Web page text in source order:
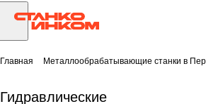
Главная Металлообрабатывающие станки в
Гидравлические